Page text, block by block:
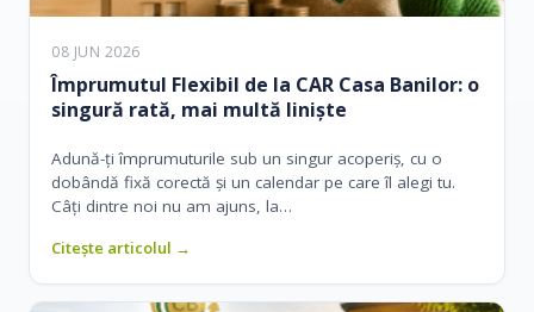
08 JUN 2026
Împrumutul Flexibil de la CAR Casa Banilor: o
singură rată, mai multă liniște
Adună-ți împrumuturile sub un singur acoperiș, cu o
dobândă fixă corectă și un calendar pe care îl alegi tu.
Câți dintre noi nu am ajuns, la…
Citește articolul →